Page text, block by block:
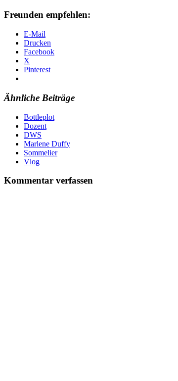
Freunden empfehlen:
E-Mail
Drucken
Facebook
X
Pinterest
Ähnliche Beiträge
Bottleplot
Dozent
DWS
Marlene Duffy
Sommelier
Vlog
Kommentar verfassen